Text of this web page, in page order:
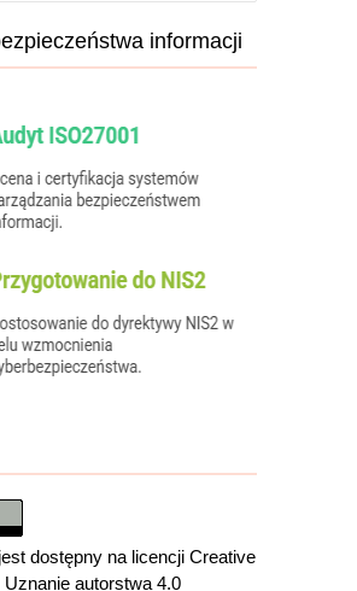
informacji
dostępny na licencji Creative
autorstwa 4.0